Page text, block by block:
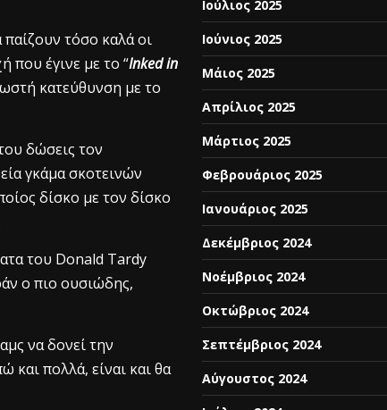
τόσο καλά οι
που έγινε με το “Inked in
κατεύθυνση με το
δώσεις τον
γκάμα σκοτεινών
δίσκο με τον δίσκο
του Donald Tardy
ο πιο ουσιώδης,
να δονεί την
πολλά, είναι και θα
Ιούλιος 2025
Ιούνιος 2025
Μάιος 2025
Απρίλιος 2025
Μάρτιος 2025
Φεβρουάριος 2025
Ιανουάριος 2025
Δεκέμβριος 2024
Νοέμβριος 2024
Οκτώβριος 2024
Σεπτέμβριος 2024
Αύγουστος 2024